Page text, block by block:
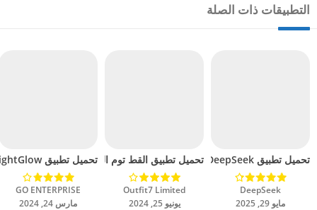
التطبيقات ذات الصلة
تحميل تطبيق DeepSeek مهكر للاندرويد 2025
DeepSeek‏
مايو 29, 2025
تحميل تطبيق القط توم المتكلم 2 مهكرة للاندرويد 2024
Outfit7 Limited‏
يونيو 25, 2024
تحميل تطبيق BrightGlow مهكر للاندرويد 2024
GO ENTERPRISE‏
مارس 24, 2024